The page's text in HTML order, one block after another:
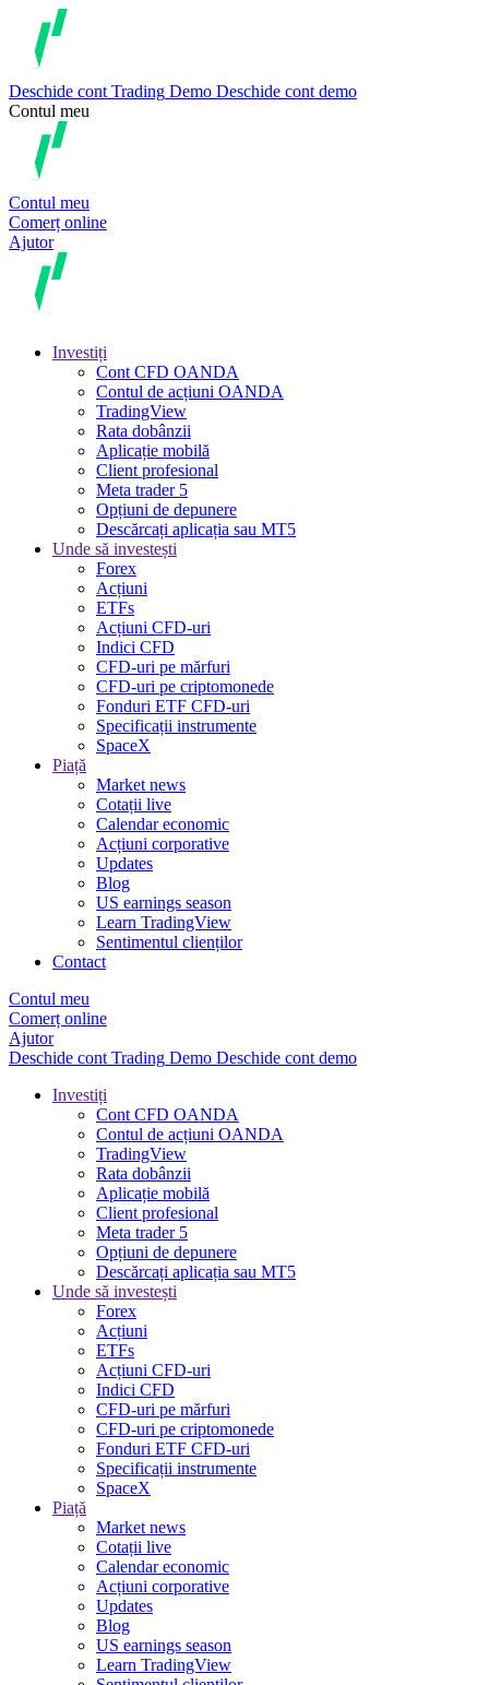
Deschide cont Trading Demo Deschide cont demo
Contul meu
Contul meu
Comerț online
Ajutor
Investiți
Cont CFD OANDA
Contul de acțiuni OANDA
TradingView
Rata dobânzii
Aplicație mobilă
Client profesional
Meta trader 5
Opțiuni de depunere
Descărcați aplicația sau MT5
Unde să investești
Forex
Acțiuni
ETFs
Acțiuni CFD-uri
Indici CFD
CFD-uri pe mărfuri
CFD-uri pe criptomonede
Fonduri ETF CFD-uri
Specificații instrumente
SpaceX
Piață
Market news
Cotații live
Calendar economic
Acțiuni corporative
Updates
Blog
US earnings season
Learn TradingView
Sentimentul clienților
Contact
Contul meu
Comerț online
Ajutor
Deschide cont Trading Demo Deschide cont demo
Investiți
Cont CFD OANDA
Contul de acțiuni OANDA
TradingView
Rata dobânzii
Aplicație mobilă
Client profesional
Meta trader 5
Opțiuni de depunere
Descărcați aplicația sau MT5
Unde să investești
Forex
Acțiuni
ETFs
Acțiuni CFD-uri
Indici CFD
CFD-uri pe mărfuri
CFD-uri pe criptomonede
Fonduri ETF CFD-uri
Specificații instrumente
SpaceX
Piață
Market news
Cotații live
Calendar economic
Acțiuni corporative
Updates
Blog
US earnings season
Learn TradingView